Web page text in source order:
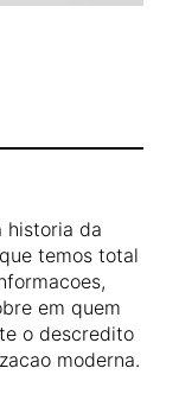
historia da
temos total
em quem
o descredito
moderna.